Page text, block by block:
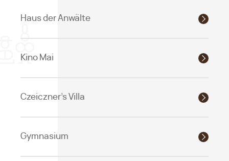
Haus der Anwälte
Kino Mai
Czeiczner's Villa
Gymnasium